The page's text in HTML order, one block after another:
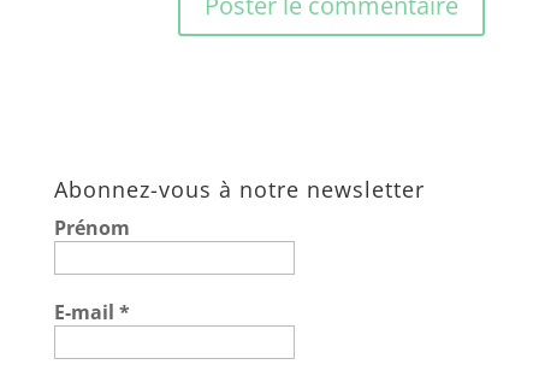
r
n
i
v
Abonnez-vous à notre newsletter
Prénom
E-mail *